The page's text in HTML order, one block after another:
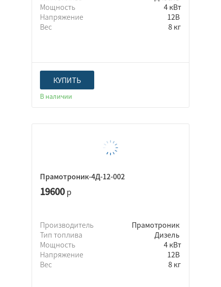
Мощность
4 кВт
Напряжение
12В
Вес
8 кг
КУПИТЬ
В наличии
Прамотроник-4Д-12-002
19600р
Производитель
Прамотроник
Тип топлива
Дизель
Мощность
4 кВт
Напряжение
12В
Вес
8 кг